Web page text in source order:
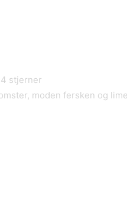
4 stjerner
moden fersken og